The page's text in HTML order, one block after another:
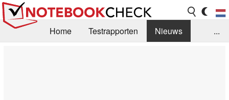
Home Testrapporten
Nieuws
...